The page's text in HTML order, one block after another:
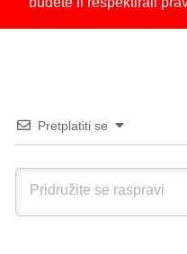
Pretplatiti se